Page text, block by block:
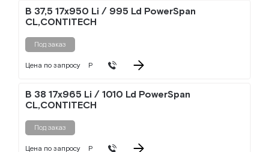
B 37,5 17x950 Li / 995 Ld PowerSpan
CL,CONTITECH
Под заказ
Цена по запросу Р
B 38 17x965 Li / 1010 Ld PowerSpan
CL,CONTITECH
Под заказ
Цена по запросу Р